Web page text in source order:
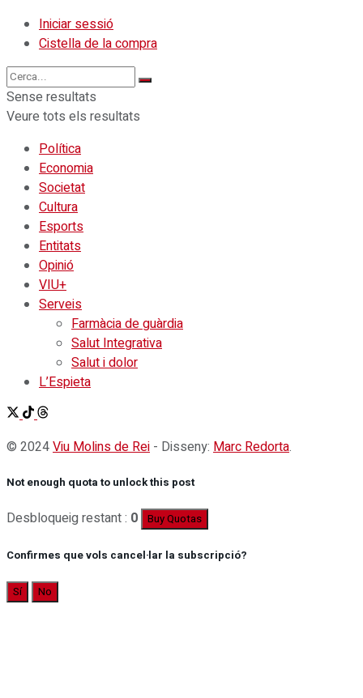
Iniciar sessió
Cistella de la compra
Sense resultats
Veure tots els resultats
Política
Economia
Societat
Cultura
Esports
Entitats
Opinió
VIU+
Serveis
Farmàcia de guàrdia
Salut Integrativa
Salut i dolor
L’Espieta
© 2024Viu Molins de Rei - Disseny: Marc Redorta.
Not enough quota to unlock this post
Desbloqueig restant : 0 Buy Quotas
Confirmes que vols cancel·lar la subscripció?
Sí No